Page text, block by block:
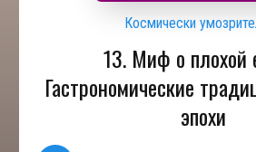
Космически
13. Миф о плохой
Гастрономические
эпохи